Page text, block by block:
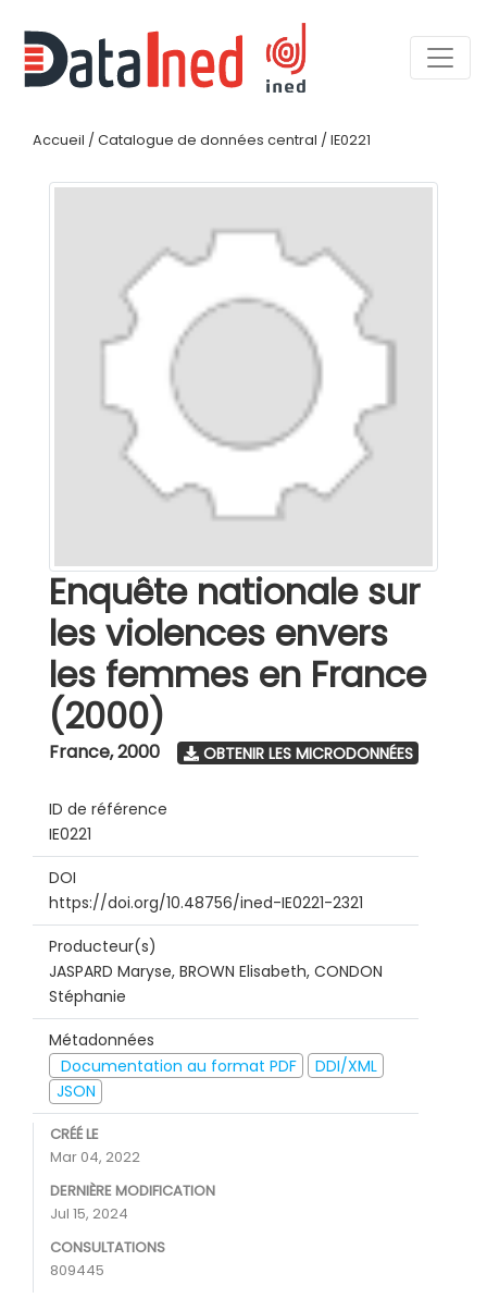
Accueil / Catalogue de données central / IE0221
Enquête nationale sur
les violences envers
les femmes en France
(2000)
France,2000 OBTENIR LES MICRODONNÉES
ID de référence
IE0221
DOI
https://doi.org/10.48756/ined-IE0221-2321
Producteur(s)
JASPARD Maryse, BROWN Elisabeth, CONDON
Stéphanie
Métadonnées
Documentation au format PDF
DDI/XML
JSON
CRÉÉ LE
Mar 04, 2022
DERNIÈRE MODIFICATION
Jul 15, 2024
CONSULTATIONS
809445